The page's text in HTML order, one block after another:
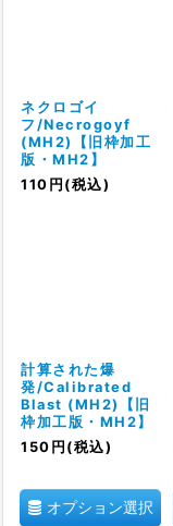
ネクロゴイ
フ/Necrogoyf
(MH2)【旧枠加工
版・MH2】
110 円 (税込)
計算された爆
発/Calibrated
Blast (MH2)【旧
枠加工版・MH2】
150 円 (税込)
オプション選択